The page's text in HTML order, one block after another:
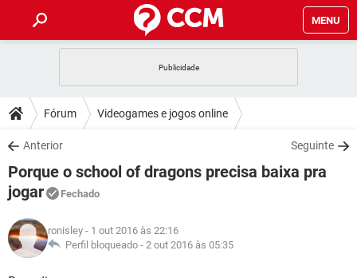
MENU
CELULAR FACEBOOK
OUTLOOK
INSTAGRAM GMAIL
GUIA DE COMPRAS
DICAS
JOGOS WHATSAPP
OUTLOOK
GUIA DE COMPRAS
DOWNLOADS
JOGOS WHATSAPP
CELULAR
OUTLOOK
INSTAGRAM
FÓRUM
CELULAR FACEBOOK
GLOSSÁRIO
JOGOS
Fórum Videogames e jogos online
Anterior Seguinte
Porque o school of dragons precisa baixa pra
jogar
Fechado
ronisley - 1 out 2016 às 22:16
Perfil bloqueado - 2 out 2016 às 05:35